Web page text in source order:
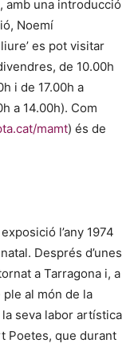
amb una introducció
Noemí
es pot visitar
de 10.00h
i de 17.00h a
a 14.00h). Com
mamt) és de
l’any 1974
Després d’unes
a Tarragona i, a
ple al món de la
seva labor artística
Poetes, que durant